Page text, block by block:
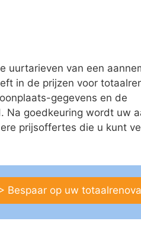
uurtarieven van een
in de prijzen voor
gegevens en de
Na goedkeuring wordt uw
prijsoffertes die u kunt
Bespaar op uw